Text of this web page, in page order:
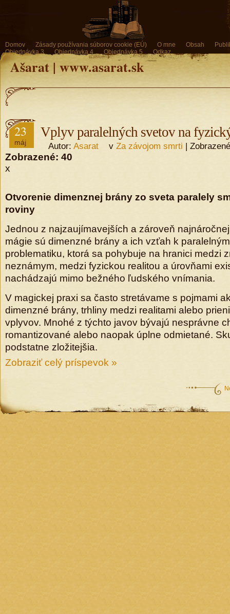
Domov Zásady používania súborov cookie (EÚ) O mne Obsah
Objednávka 3
Objednávka 4 Objednávka 5 Odkaz
Ašarat | www.asarat.sk
23
máj
Vplyv paralelných svetov na
Autor: Asarat v Za závojom smrti |
Zobrazené: 40
x
Otvorenie dimenznej brány zo sveta paralely
roviny
Jednou z najzaujímavejších a zároveň
mágie sú dimenzné brány a ich vzťah k
problematiku, ktorá sa pohybuje na hranici medzi
neznámym, medzi fyzickou realitou a úrovňami
nachádzajú mimo bežného ľudského vnímania.
V magickej praxi sa často stretávame s pojmami
dimenzné brány, trhliny medzi realitami alebo
vplyvov. Mnohé z týchto javov bývajú nesprávne
romantizované alebo naopak úplne odmietané.
podstatne zložitejšia.
Zobraziť celý príspevok »